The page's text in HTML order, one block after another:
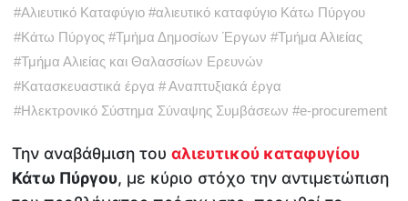
#Αλιευτικό Καταφύγιο #αλιευτικό καταφύγιο Κάτω Πύργου
#Κάτω Πύργος #Τμήμα Δημοσίων Έργων #Τμήμα Αλιείας
#Τμήμα Αλιείας και Θαλασσίων Ερευνών
#Κατασκευαστικά έργα #Αναπτυξιακά έργα
#Ηλεκτρονικό Σύστημα Σύναψης Συμβάσεων #e-procurement
Την αναβάθμιση τουαλιευτικού καταφυγίου
Κάτω Πύργου, με κύριο στόχο την αντιμετώπιση